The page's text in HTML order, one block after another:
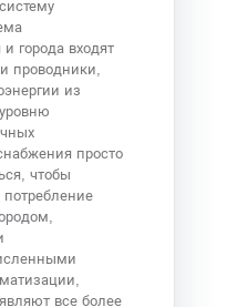
города входят
проводники,
из
просто
чтобы
потребление
все более